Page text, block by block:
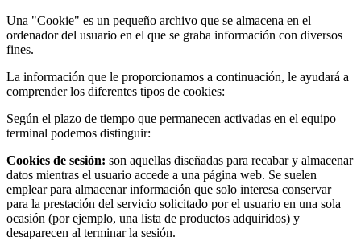
Una "Cookie" es un pequeño archivo que se almacena en el
ordenador del usuario en el que se graba información con diversos
fines.
La información que le proporcionamos a continuación, le ayudará a
comprender los diferentes tipos de cookies:
Según el plazo de tiempo que permanecen activadas en el equipo
terminal podemos distinguir:
Cookies de sesión: son aquellas diseñadas para recabar y almacenar
datos mientras el usuario accede a una página web. Se suelen
emplear para almacenar información que solo interesa conservar
para la prestación del servicio solicitado por el usuario en una sola
ocasión (por ejemplo, una lista de productos adquiridos) y
desaparecen al terminar la sesión.